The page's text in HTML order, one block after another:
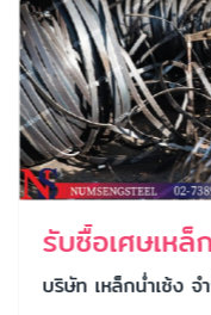
บริษัท เหล็กน่ำเซ้ง จ